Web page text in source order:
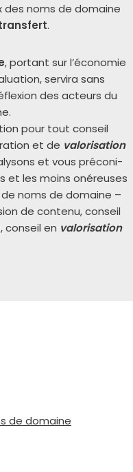
noms de domaine
.
, por­tant sur l’économie
ser­vi­ra sans
des acteurs du
pour tout conseil
et de valo­ri­sa­tion
et vous pré­co­ni­
et les moins oné­reuses
noms de domaine –
de conte­nu, conseil
conseil en valo­ri­sa­tion
de domaine